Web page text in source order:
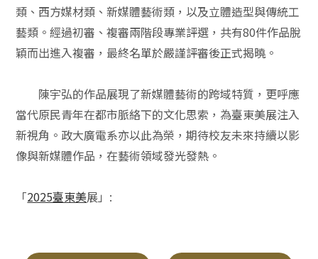
類、西方媒材類、新媒體藝術類，以及立體造型與傳統工
藝類。經過初審、複審兩階段專業評選，共有80件作品脫
穎而出進入複審，最終名單於嚴謹評審後正式揭曉。
陳宇弘的作品展現了新媒體藝術的跨域特質，更呼應
當代原民青年在都市脈絡下的文化思索，為臺東美展注入
新視角。政大廣電系亦以此為榮，期待校友未來持續以影
像與新媒體作品，在藝術領域發光發熱。
「2025臺東美展」: